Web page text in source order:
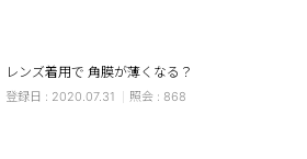
レンズ着用で 角膜が薄くなる？
2020.07.31 868